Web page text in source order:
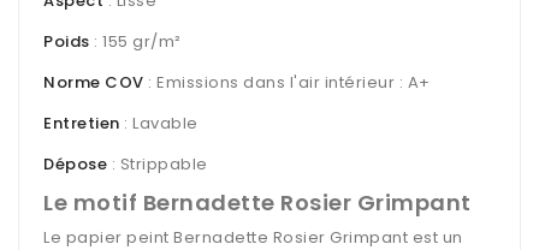
Poids : 155 gr/m²
Norme COV : Emissions dans l'air intérieur : A+
Entretien : Lavable
Dépose : Strippable
Le motif Bernadette Rosier Grimpant
Le papier peint Bernadette Rosier Grimpant est un